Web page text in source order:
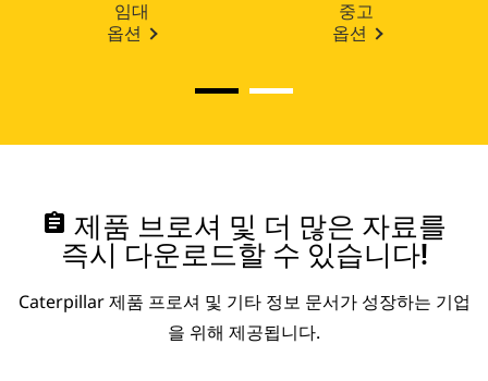
임대
옵션
중고
옵션
assignment 제품 브로셔 및 더 많은 자료를
즉시 다운로드할 수 있습니다!
Caterpillar 제품 프로셔 및 기타 정보 문서가 성장하는 기업
을 위해 제공됩니다.